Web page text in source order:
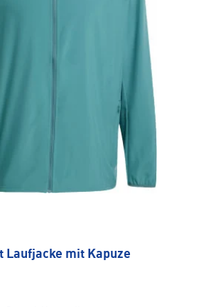
Laufjacke mit Kapuze